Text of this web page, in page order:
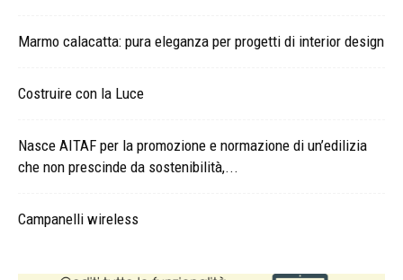
Marmo calacatta: pura eleganza per progetti di interior design
Costruire con la Luce
Nasce AITAF per la promozione e normazione di un’edilizia
che non prescinde da sostenibilità,...
Campanelli wireless